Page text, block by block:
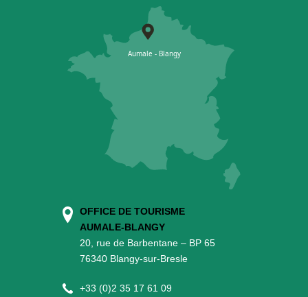
OFFICE DE TOURISME
AUMALE-BLANGY
20, rue de Barbentane – BP 65
76340 Blangy-sur-Bresle
+33 (0)2 35 17 61 09